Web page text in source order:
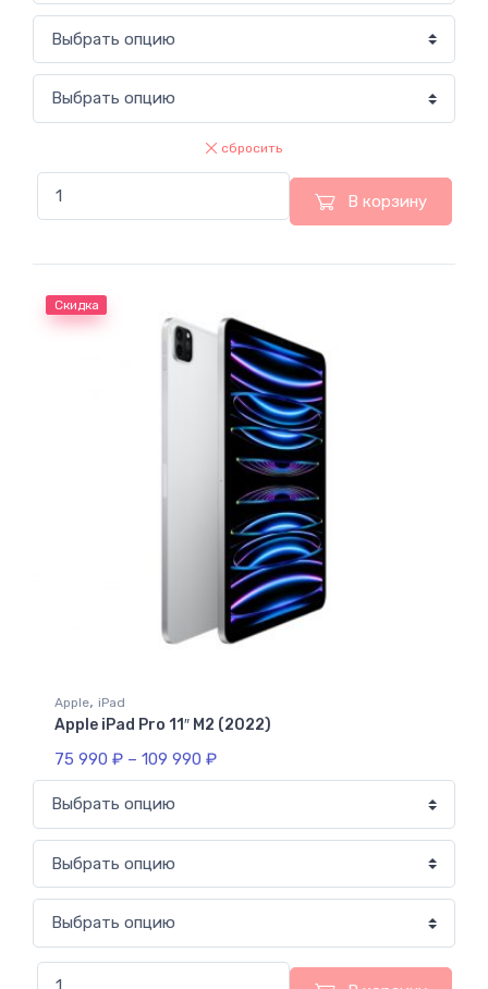
сбросить
В корзину
Скидка
Apple, iPad
Apple iPad Pro 11″ M2 (2022)
75 990 ₽ – 109 990 ₽